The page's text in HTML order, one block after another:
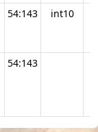
54:143 int10
54:143